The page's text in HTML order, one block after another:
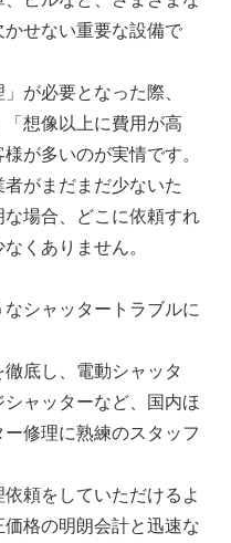
せない重要な設備で
が必要となった際、
「想像以上に費用が高
が多いのが実情です。
がまだまだ少ないた
場合、どこに依頼すれ
くありません。
シャッタートラブルに
徹底し、電動シャッタ
ャッターなど、国内ほ
修理に熟練のスタッフ
頼をしていただけるよ
格の明朗会計と迅速な